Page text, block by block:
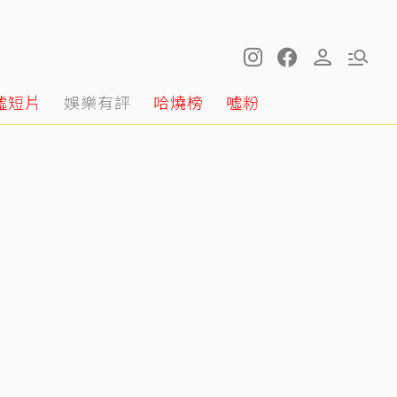
短片 娛樂有評 哈燒榜 噓粉